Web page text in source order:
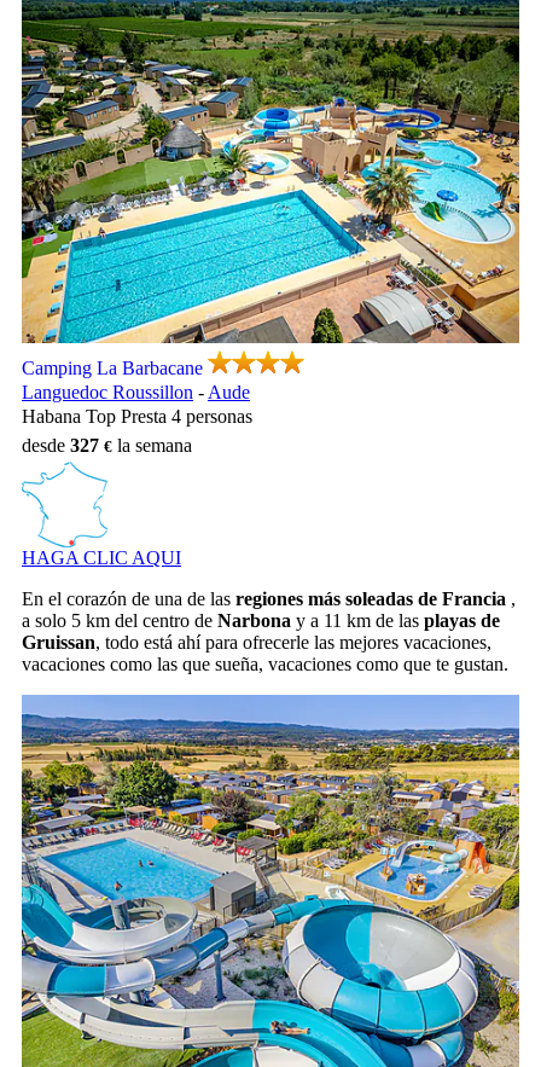
Camping La Barbacane, Camping Languedoc Roussillon
Camping La Barbacane
Languedoc Roussillon - Aude
Habana Top Presta 4 personas
desde 327 la semana
HAGA CLIC AQUI
En el corazón de una de las regiones más soleadas de Francia ,
a solo 5 km del centro de Narbona y a 11 km de las playas de
Gruissan, todo está ahí para ofrecerle las mejores vacaciones,
vacaciones como las que sueña, vacaciones como que te gustan.